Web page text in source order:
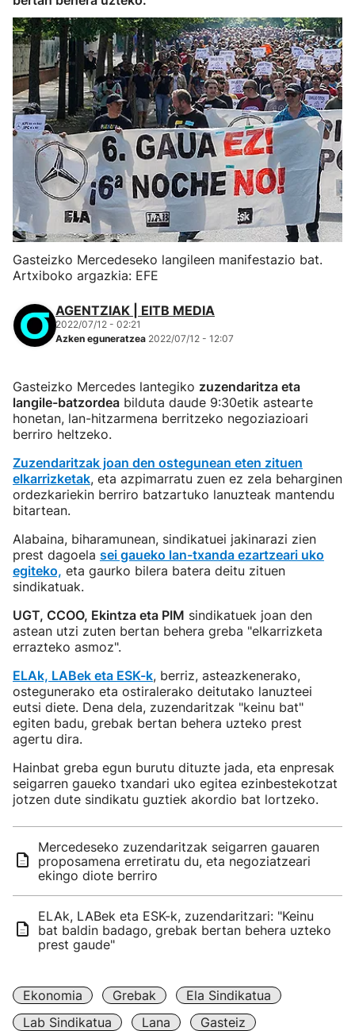
Gasteizko Mercedeseko langileen manifestazio bat.
Artxiboko argazkia: EFE
AGENTZIAK | EITB MEDIA
2022/07/12 - 02:21
Azken eguneratzea 2022/07/12 - 12:07
Gasteizko Mercedes lantegiko zuzendaritza eta
langile-batzordea bilduta daude 9:30etik astearte
honetan, lan-hitzarmena berritzeko negoziazioari
berriro heltzeko.
Zuzendaritzak joan den ostegunean eten zituen
elkarrizketak, eta azpimarratu zuen ez zela beharginen
ordezkariekin berriro batzartuko lanuzteak mantendu
bitartean.
Alabaina, biharamunean, sindikatuei jakinarazi zien
prest dagoela sei gaueko lan-txanda ezartzeari uko
egiteko, eta gaurko bilera batera deitu zituen
sindikatuak.
UGT, CCOO, Ekintza eta PIM sindikatuek joan den
astean utzi zuten bertan behera greba "elkarrizketa
errazteko asmoz".
ELAk, LABek eta ESK-k, berriz, asteazkenerako,
ostegunerako eta ostiralerako deitutako lanuzteei
eutsi diete. Dena dela, zuzendaritzak "keinu bat"
egiten badu, grebak bertan behera uzteko prest
agertu dira.
Hainbat greba egun burutu dituzte jada, eta enpresak
seigarren gaueko txandari uko egitea ezinbestekotzat
jotzen dute sindikatu guztiek akordio bat lortzeko.
Mercedeseko zuzendaritzak seigarren gauaren
proposamena erretiratu du, eta negoziatzeari
ekingo diote berriro
ELAk, LABek eta ESK-k, zuzendaritzari: "Keinu
bat baldin badago, grebak bertan behera uzteko
prest gaude"
Ekonomia Grebak
Ela Sindikatua
Lab Sindikatua
Lana
Gasteiz